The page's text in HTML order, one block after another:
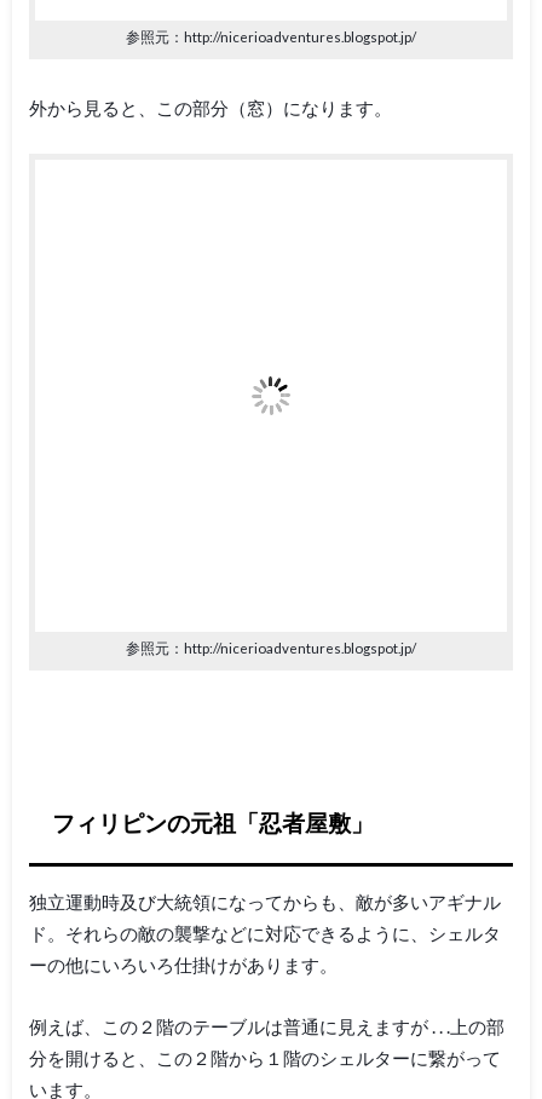
参照元：http://nicerioadventures.blogspot.jp/
外から見ると、この部分（窓）になります。
参照元：http://nicerioadventures.blogspot.jp/
フィリピンの元祖「忍者屋敷」
独立運動時及び大統領になってからも、敵が多いアギナル
ド。それらの敵の襲撃などに対応できるように、シェルタ
ーの他にいろいろ仕掛けがあります。
例えば、この２階のテーブルは普通に見えますが . . .上の部
分を開けると、この２階から１階のシェルターに繋がって
います。